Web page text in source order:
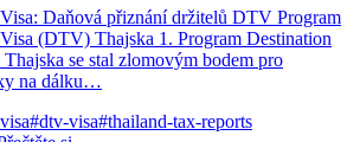
Daňová přiznání držitelů DTV Program
(DTV) Thajska 1. Program Destination
se stal zlomovým bodem pro
na dálku…
#dtv-visa#thailand-tax-reports